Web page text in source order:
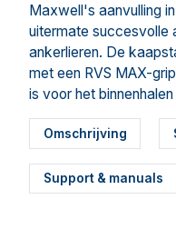
Maxwell's aanvulling
uitermate succesvolle
ankerlieren. De
met een RVS MAX-
is voor het binnenhalen
Omschrijving
Support & manuals